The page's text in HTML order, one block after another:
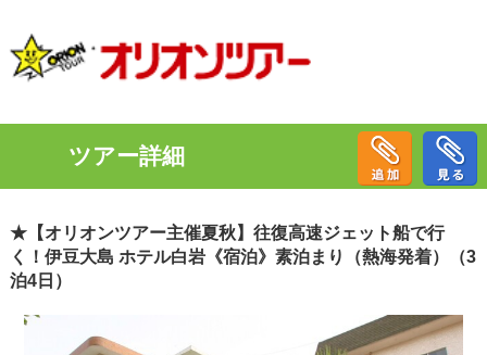
ツアー詳細
★【オリオンツアー主催夏秋】往復高速ジェット船で行
く！伊豆大島 ホテル白岩《宿泊》素泊まり（熱海発着）（3
泊4日）